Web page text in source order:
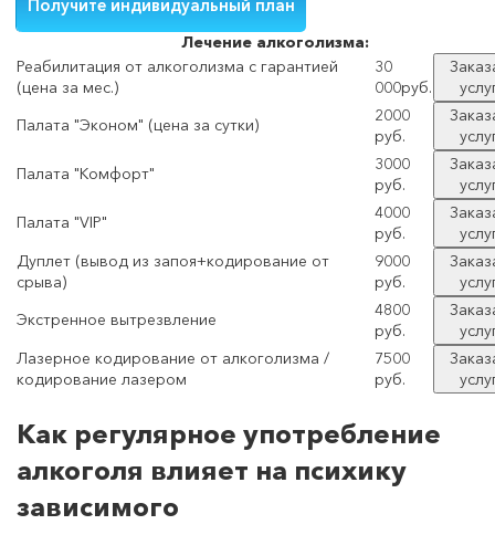
Лечение алкоголизма:
Реабилитация от алкоголизма с гарантией
(цена за мес.)
30
000руб.
Палата "Эконом" (цена за сутки)
2000
руб.
Палата "Комфорт"
3000
руб.
Палата "VIP"
4000
руб.
Дуплет (вывод из запоя+кодирование от
срыва)
9000
руб.
Экстренное вытрезвление
4800
руб.
Лазерное кодирование от алкоголизма /
кодирование лазером
7500
руб.
Как регулярное употребление
алкоголя влияет на психику
зависимого